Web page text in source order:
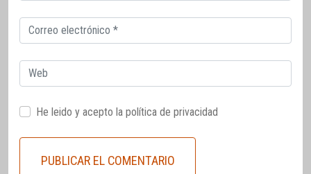
Correo
electrónico
Web
He leido y acepto la política de privacidad